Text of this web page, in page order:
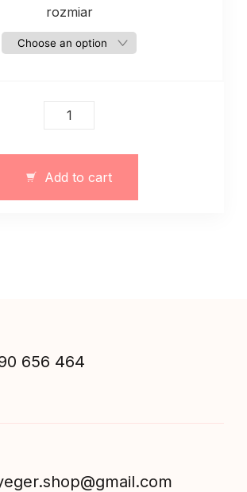
rozmiar
Bielizna,
z
nadrukiem
Add to cart
656 464